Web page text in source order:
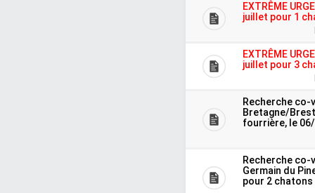
EXTRÊME
juillet pour 1
EXTRÊME
juillet pour 3
Recherche co-
Bretagne/
fourrière, le
Recherche co-
Germain du
pour 2